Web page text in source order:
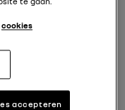
u uw tour
te gaan.
cookies
accepteren